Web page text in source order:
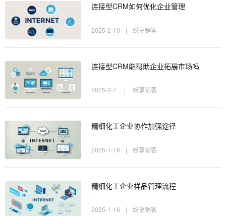
连接型CRM如何优化企业管理
2025-2-10 | 纷享销客
连接型CRM能帮助企业拓展市场吗
2025-2-7 | 纷享销客
精细化工企业协作加强途径
2025-1-16 | 纷享销客
精细化工企业样品管理流程
2025-1-16 | 纷享销客